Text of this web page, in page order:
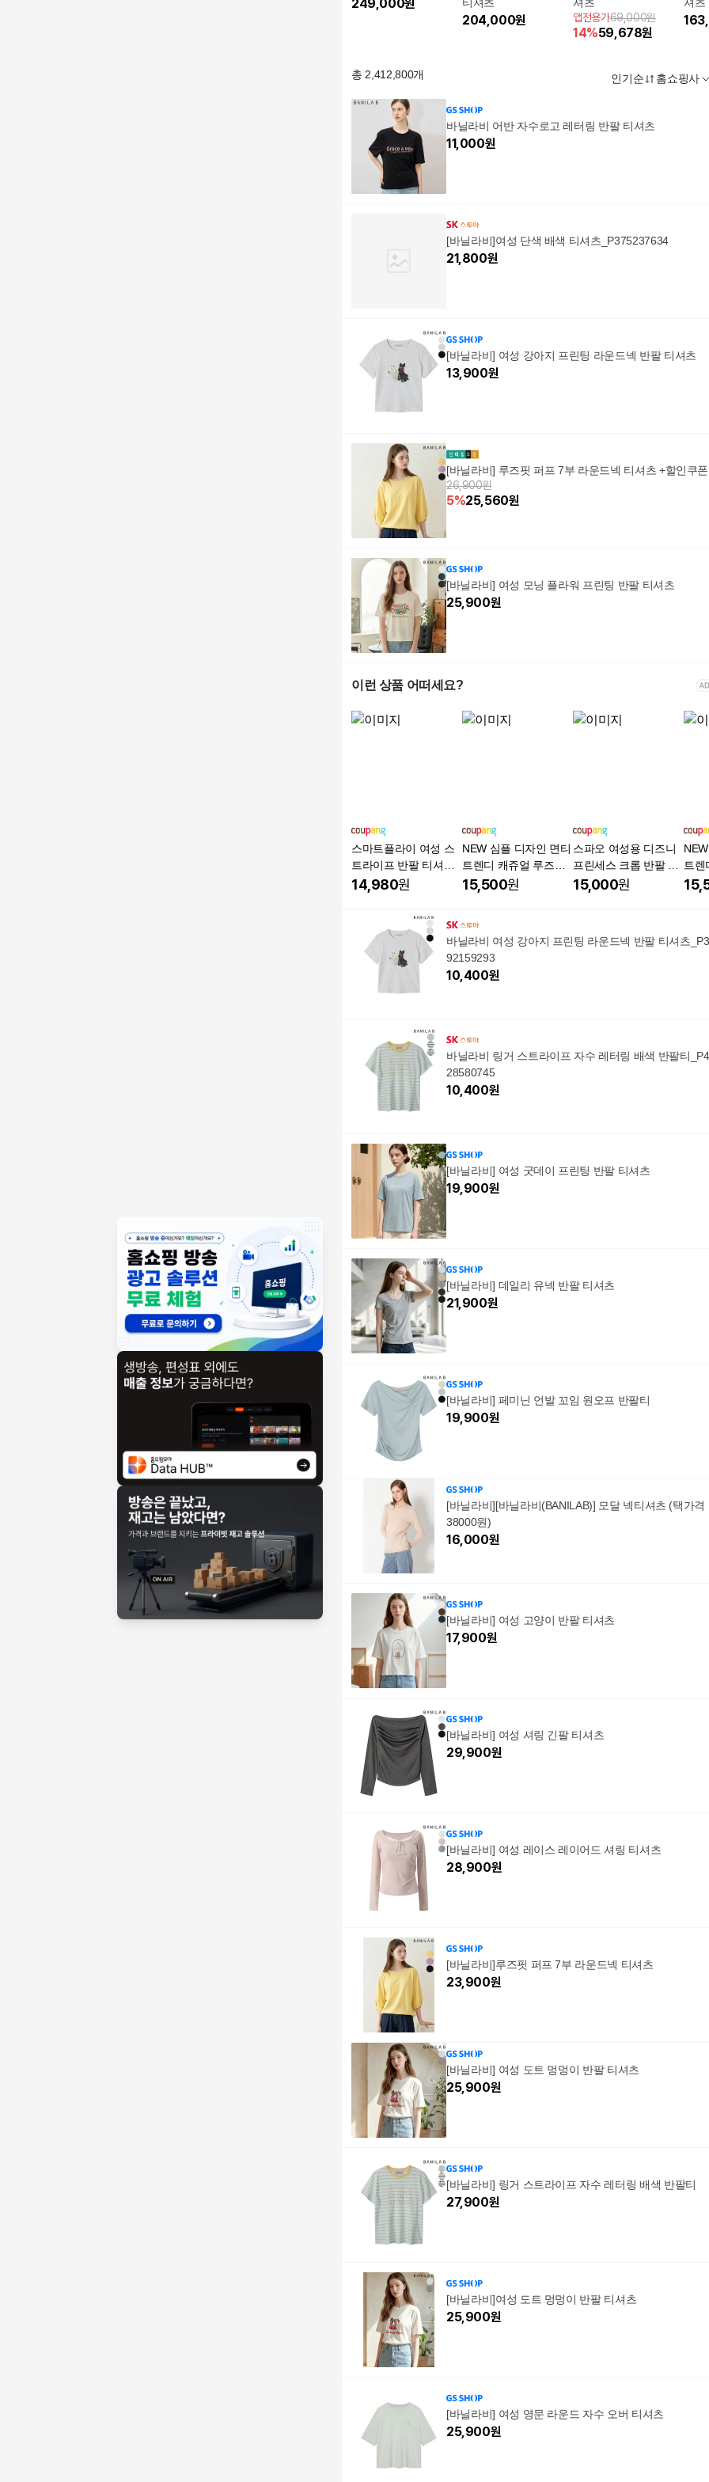
249,000원
204,000원
앱전용가69,000원
14%59,678원
총 2,412,800개 인기순 홈쇼핑사
바닐라비 어반 자수로고 레터링 반팔 티셔츠
11,000원
[바닐라비]여성 단색 배색 티셔츠_P375237634
21,800원
[바닐라비] 여성 강아지 프린팅 라운드넥 반팔 티셔츠
13,900원
[바닐라비] 루즈핏 퍼프 7부 라운드넥 티셔츠 +할인쿠폰
26,900원
5%25,560원
[바닐라비] 여성 모닝 플라워 프린팅 반팔 티셔츠
25,900원
이런 상품 어떠세요?
스마트플라이 여성 스
트라이프 반팔 티셔츠
캐주얼 데일리 라운드
14,980원
NEW 심플 디자인 면티
트렌디 캐쥬얼 루즈핏
빅사이즈 1+1
15,500원
스파오 여성용 디즈니
프린세스 크롭 반팔 티
셔츠 C
15,000원
트렌
빅사
바닐라비 여성 강아지 프린팅 라운드넥 반팔 티셔츠_P3
92159293
10,400원
바닐라비 링거 스트라이프 자수 레터링 배색 반팔티_P4
28580745
10,400원
[바닐라비] 여성 굿데이 프린팅 반팔 티셔츠
19,900원
[바닐라비] 데일리 유넥 반팔 티셔츠
21,900원
[바닐라비] 페미닌 언발 꼬임 원오프 반팔티
19,900원
[바닐라비][바닐라비(BANILAB)] 모달 넥티셔츠 (택가격
38000원)
16,000원
[바닐라비] 여성 고양이 반팔 티셔츠
17,900원
[바닐라비] 여성 셔링 긴팔 티셔츠
29,900원
[바닐라비] 여성 레이스 레이어드 셔링 티셔츠
28,900원
[바닐라비]루즈핏 퍼프 7부 라운드넥 티셔츠
23,900원
[바닐라비] 여성 도트 멍멍이 반팔 티셔츠
25,900원
[바닐라비] 링거 스트라이프 자수 레터링 배색 반팔티
27,900원
[바닐라비]여성 도트 멍멍이 반팔 티셔츠
25,900원
[바닐라비] 여성 영문 라운드 자수 오버 티셔츠
25,900원